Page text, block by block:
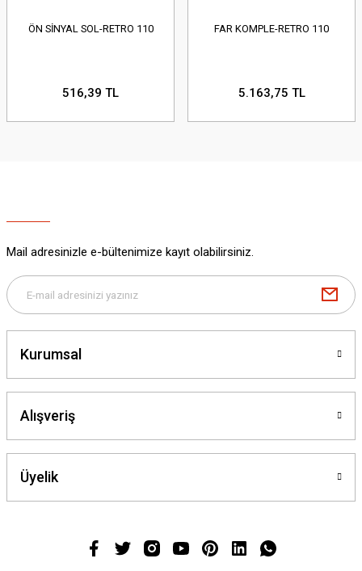
ÖN SİNYAL SOL-RETRO 110
516,39 TL
FAR KOMPLE-RETRO 110
5.163,75 TL
Mail adresinizle e-bültenimize kayıt olabilirsiniz.
Kurumsal
Alışveriş
Üyelik